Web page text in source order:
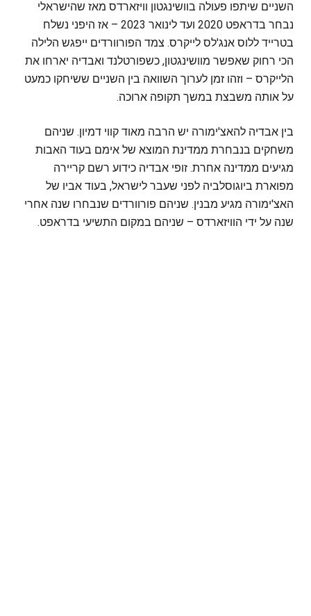
השניים שיתפו פעולה בוושינגטון וויזארדס מאז שהישראלי
נבחר בדראפט 2020 ועד לינואר 2023 – אז היפני נשלח
בטרייד ללוס אנג'לס לייקרס. צמד הפורוורדים ייפגש הלילה
הכי רחוק שאפשר מוושינגטון, כשפורטלנד ואבדיה יארחו את
הלייקרס – וזהו זמן לערוך השוואה בין השניים ששיחקו כמעט
על אותה משבצת במשך תקופה ארוכה.
בין אבדיה להאצ'ימורה יש הרבה מאוד קווי דמיון. שניהם
משחקים בנבחרת ממדינת המוצא של אימם בעוד האבות
מגיעים ממדינה אחרת. זופי אבדיה כידוע רשם קריירה
מפוארת ביוגוסלביה לפני שעבר לישראל, בעוד אביו של
האצ'ימורה מגיע מבנין. שניהם פורוורדים שנבחרו שנה אחרי
שנה על ידי הוויזארדס – שניהם במקום התשיעי בדראפט.